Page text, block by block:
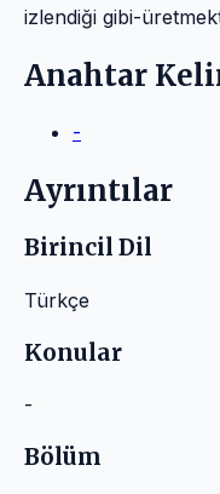
izlendiği gibi-
Anahtar
-
Ayrıntılar
Birincil Dil
Türkçe
Konular
-
Bölüm